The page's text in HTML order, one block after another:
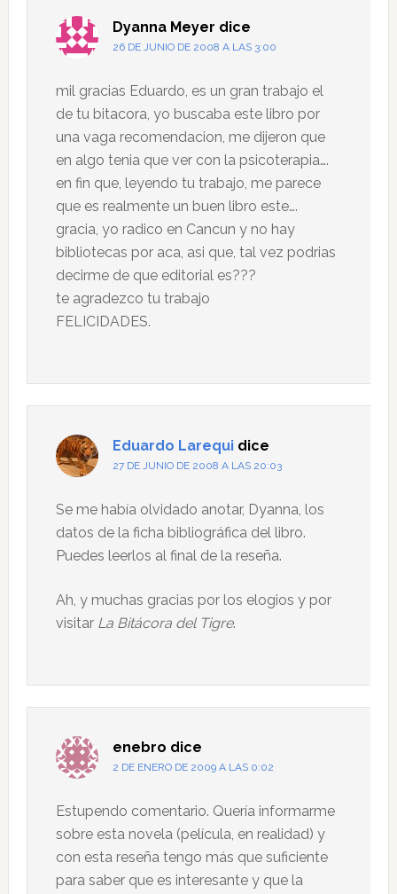
Dyanna Meyer dice
26 DE JUNIO DE 2008 A LAS 3:00
mil gracias Eduardo, es un gran trabajo el
de tu bitacora, yo buscaba este libro por
una vaga recomendacion, me dijeron que
en algo tenia que ver con la psicoterapia….
en fin que, leyendo tu trabajo, me parece
que es realmente un buen libro este….
gracia, yo radico en Cancun y no hay
bibliotecas por aca, asi que, tal vez podrias
decirme de que editorial es???
te agradezco tu trabajo
FELICIDADES.
Eduardo Larequi dice
27 DE JUNIO DE 2008 A LAS 20:03
Se me había olvidado anotar, Dyanna, los
datos de la ficha bibliográfica del libro.
Puedes leerlos al final de la reseña.
Ah, y muchas gracias por los elogios y por
visitar La Bitácora del Tigre.
enebro dice
2 DE ENERO DE 2009 A LAS 0:02
Estupendo comentario. Quería informarme
sobre esta novela (película, en realidad) y
con esta reseña tengo más que suficiente
para saber que es interesante y que la